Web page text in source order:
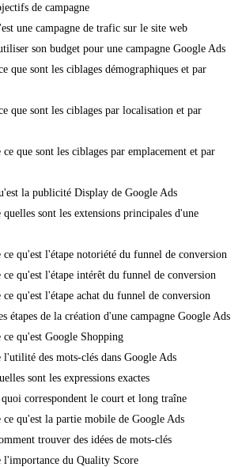
de campagne
une campagne de trafic sur le site web
son budget pour une campagne Google Ads
que sont les ciblages démographiques et par
que sont les ciblages par localisation et par
que sont les ciblages par emplacement et par
la publicité Display de Google Ads
sont les extensions principales d'une
qu'est l'étape notoriété du funnel de conversion
qu'est l'étape intérêt du funnel de conversion
qu'est l'étape achat du funnel de conversion
étapes de la création d'une campagne Google Ads
qu'est Google Shopping
des mots-clés dans Google Ads
sont les expressions exactes
correspondent le court et long traîne
qu'est la partie mobile de Google Ads
trouver des idées de mots-clés
l'importance du Quality Score